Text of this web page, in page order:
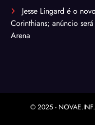
Jesse Lingard é o
Corinthians; anúncio
Arena
© 2025 -